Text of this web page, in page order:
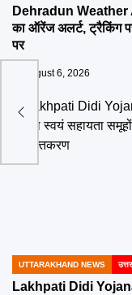
INDehradun Weather
का ऑरेंज अलर्ट, ट्रैकिंग
पर
August 6, 2026
POSTED
IN
UTTARAKHAND NEWS
Lakhpati Didi